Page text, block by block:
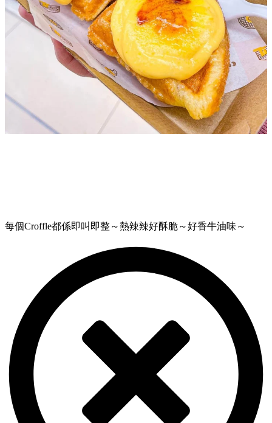
每個Croffle都係即叫即整～熱辣辣好酥脆～好香牛油味～